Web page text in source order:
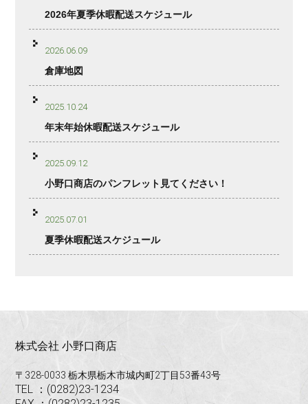
2026年夏季休暇配送スケジュール
2026.06.09
倉庫地図
2025.10.24
年末年始休暇配送スケジュール
2025.09.12
小野口商店のパンフレット見てください！
2025.07.01
夏季休暇配送スケジュール
株式会社 小野口商店
〒328-0033 栃木県栃木市城内町2丁目53番43号
TEL ：(0282)23-1234